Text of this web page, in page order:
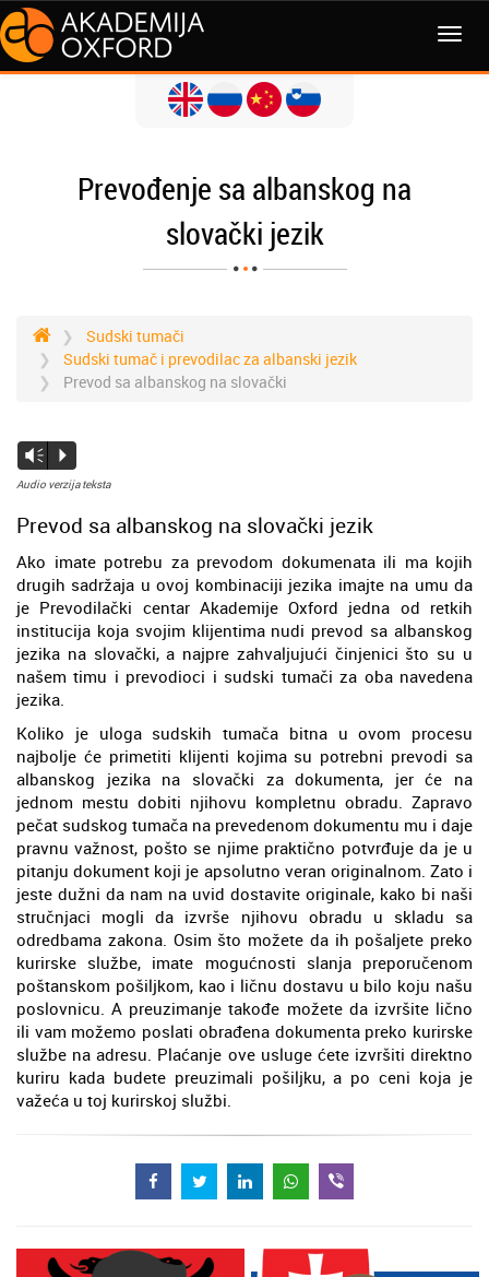
Prevođenje sa albanskog na
slovački jezik
Sudski tumači
Sudski tumač i prevodilac za albanski jezik
Prevod sa albanskog na slovački
Vm
P
Audio verzija teksta
Prevod sa albanskog na slovački jezik
Ako imate potrebu za prevodom dokumenata ili ma kojih
drugih sadržaja u ovoj kombinaciji jezika imajte na umu da
je Prevodilački centar Akademije Oxford jedna od retkih
institucija koja svojim klijentima nudi prevod sa albanskog
jezika na slovački, a najpre zahvaljujući činjenici što su u
našem timu i prevodioci i sudski tumači za oba navedena
jezika.
Koliko je uloga sudskih tumača bitna u ovom procesu
najbolje će primetiti klijenti kojima su potrebni prevodi sa
albanskog jezika na slovački za dokumenta, jer će na
jednom mestu dobiti njihovu kompletnu obradu. Zapravo
pečat sudskog tumača na prevedenom dokumentu mu i daje
pravnu važnost, pošto se njime praktično potvrđuje da je u
pitanju dokument koji je apsolutno veran originalnom. Zato i
jeste dužni da nam na uvid dostavite originale, kako bi naši
stručnjaci mogli da izvrše njihovu obradu u skladu sa
odredbama zakona. Osim što možete da ih pošaljete preko
kurirske službe, imate mogućnosti slanja preporučenom
poštanskom pošiljkom, kao i ličnu dostavu u bilo koju našu
poslovnicu. A preuzimanje takođe možete da izvršite lično
ili vam možemo poslati obrađena dokumenta preko kurirske
službe na adresu. Plaćanje ove usluge ćete izvršiti direktno
kuriru kada budete preuzimali pošiljku, a po ceni koja je
važeća u toj kurirskoj službi.